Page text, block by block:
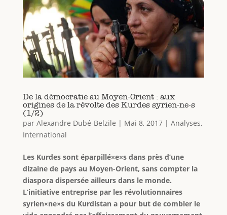
De la démocratie au Moyen-Orient : aux
origines de la révolte des Kurdes syrien-ne-s
(1/2)
par Alexandre Dubé-Belzile | Mai 8, 2017| Analyses,
International
Les Kurdes sont éparpillé×e×s dans près d’une
dizaine de pays au Moyen-Orient, sans compter la
diaspora dispersée ailleurs dans le monde.
L’initiative entreprise par les révolutionnaires
syrien×ne×s du Kurdistan a pour but de combler le